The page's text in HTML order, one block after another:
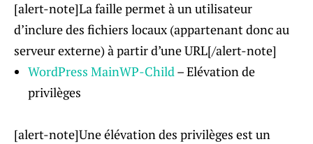
[alert-note]La faille permet à un utilisateur
d’inclure des fichiers locaux (appartenant donc au
serveur externe) à partir d’une URL[/alert-note]
WordPress MainWP-Child– Elévation de
privilèges
[alert-note]Une élévation des privilèges est un